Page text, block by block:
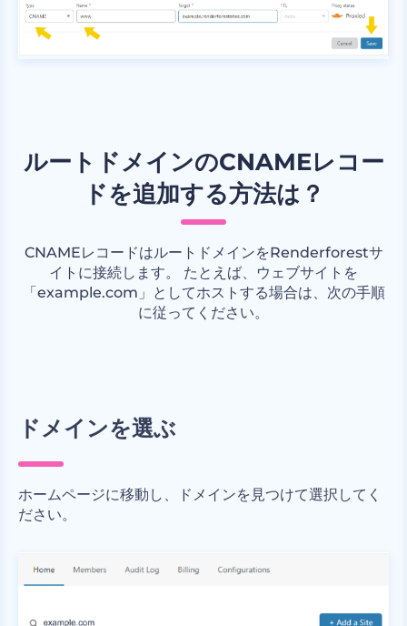
ルートドメインのCNAMEレコー
ドを追加する方法は？
CNAMEレコードはルートドメインをRenderforestサ
イトに接続します。 たとえば、ウェブサイトを
「example.com」としてホストする場合は、次の手順
に従ってください。
ドメインを選ぶ
ホームページに移動し、ドメインを見つけて選択してく
ださい。